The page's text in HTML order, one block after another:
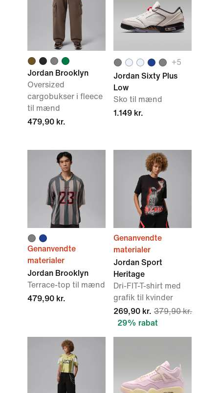
Jordan Brooklyn
Oversized
cargobukser i fleece
til mænd
479,90 kr.
+5
Jordan Sixty Plus
Low
Sko til mænd
1.149 kr.
Genanvendte
materialer
Jordan Brooklyn
Terrace-top til mænd
479,90 kr.
Genanvendte
materialer
Jordan Sport
Heritage
Dri-FIT-T-shirt med
grafik til kvinder
269,90 kr. 379,90 kr.
29% rabat